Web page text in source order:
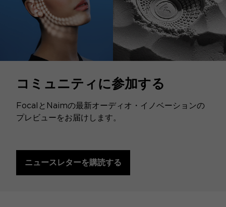
コミュニティに参加する
FocalとNaimの最新オーディオ・イノベーションの
プレビューをお届けします。
ニュースレターを購読する